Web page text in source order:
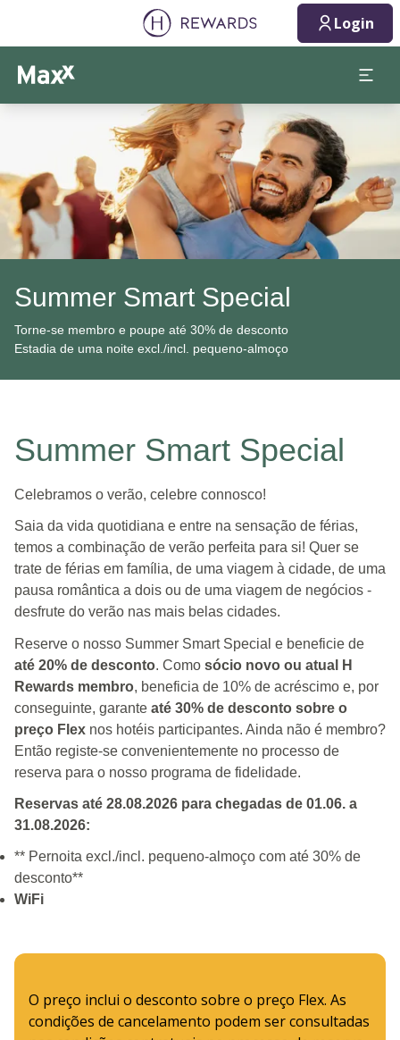
Login
Summer Smart Special
Torne-se membro e poupe até 30% de desconto
Estadia de uma noite excl./incl. pequeno-almoço
Summer Smart Special
Celebramos o verão, celebre connosco!
Saia da vida quotidiana e entre na sensação de férias,
temos a combinação de verão perfeita para si! Quer se
trate de férias em família, de uma viagem à cidade, de uma
pausa romântica a dois ou de uma viagem de negócios -
desfrute do verão nas mais belas cidades.
Reserve o nosso Summer Smart Special e beneficie de
até 20% de desconto. Como sócio novo ou atual H
Rewards membro, beneficia de 10% de acréscimo e, por
conseguinte, garante até 30% de desconto sobre o
preço Flex nos hotéis participantes. Ainda não é membro?
Então registe-se convenientemente no processo de
reserva para o nosso programa de fidelidade.
Reservas até 28.08.2026 para chegadas de 01.06. a
31.08.2026:
** Pernoita excl./incl. pequeno-almoço com até 30% de
desconto**
WiFi
O preço inclui o desconto sobre o preço Flex. As
condições de cancelamento podem ser consultadas